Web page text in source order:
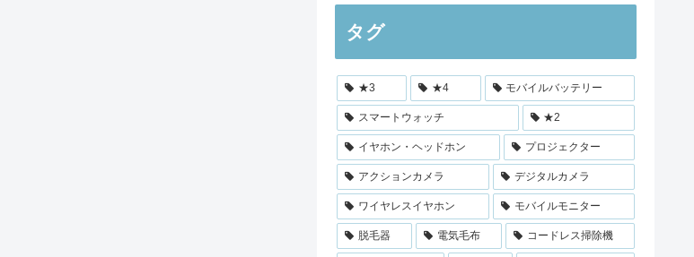
タグ
★3 ★4 モバイルバッテリー
スマートウォッチ ★2
イヤホン・ヘッドホン プロジェクター
アクションカメラ デジタルカメラ
ワイヤレスイヤホン モバイルモニター
脱毛器 電気毛布 コードレス掃除機